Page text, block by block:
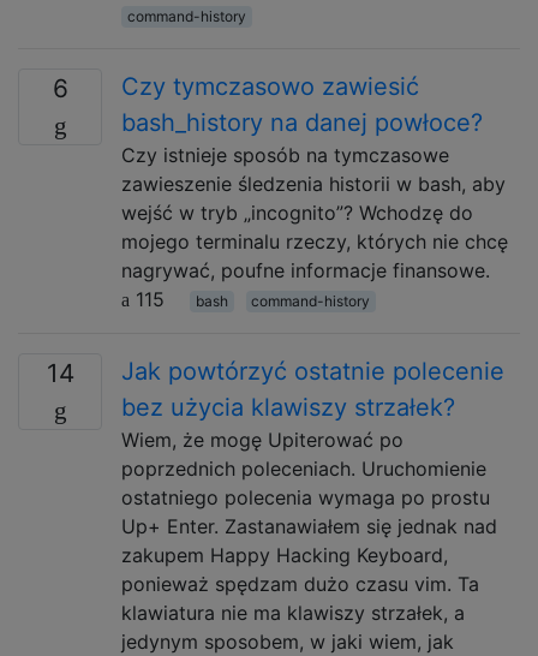
command-history
6
Czy tymczasowo zawiesić
bash_history na danej powłoce?
Czy istnieje sposób na tymczasowe
zawieszenie śledzenia historii w bash, aby
wejść w tryb „incognito”? Wchodzę do
mojego terminalu rzeczy, których nie chcę
nagrywać, poufne informacje finansowe.
115
bash command-history
14
Jak powtórzyć ostatnie polecenie
bez użycia klawiszy strzałek?
Wiem, że mogę Upiterować po
poprzednich poleceniach. Uruchomienie
ostatniego polecenia wymaga po prostu
Up+ Enter. Zastanawiałem się jednak nad
zakupem Happy Hacking Keyboard,
ponieważ spędzam dużo czasu vim. Ta
klawiatura nie ma klawiszy strzałek, a
jedynym sposobem, w jaki wiem, jak